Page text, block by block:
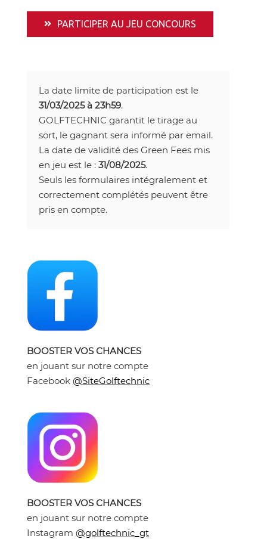
PARTICIPER AU JEU CONCOURS
La date limite de participation est le
31/03/2025 à 23h59.
GOLFTECHNIC garantit le tirage au
sort, le gagnant sera informé par email.
La date de validité des Green Fees mis
en jeu est le :31/08/2025.
Seuls les formulaires intégralement et
correctement complétés peuvent être
pris en compte.
BOOSTER VOS CHANCES
en jouant sur notre compte
Facebook@SiteGolftechnic
BOOSTER VOS CHANCES
en jouant sur notre compte
Instagram@golftechnic_gt